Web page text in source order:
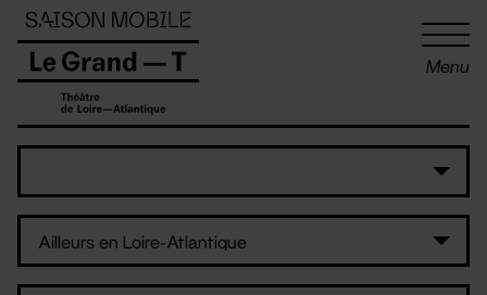
Menu
Panneau de gestion des cookies